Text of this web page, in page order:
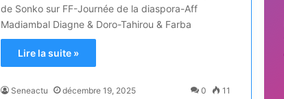
de Sonko sur FF-Journée de la diaspora-Aff
Madiambal Diagne & Doro-Tahirou & Farba
Lire la suite »
Seneactu décembre 19, 2025 0 11